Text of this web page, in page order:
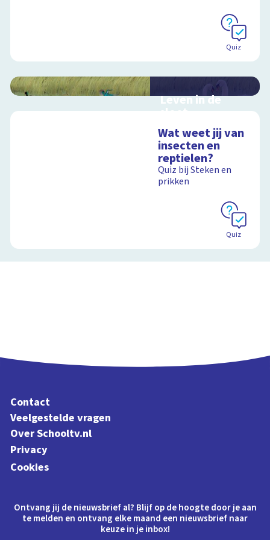
Quiz
Leven in de
sloot
schoolplaat over het
slootleven
Wat weet jij van
insecten en
reptielen?
Quiz bij Steken en
prikken
Quiz
Contact
Veelgestelde vragen
Over Schooltv.nl
Privacy
Cookies
Ontvang jij de nieuwsbrief al? Blijf op de hoogte door je aan
te melden en ontvang elke maand een nieuwsbrief naar
keuze in je inbox!